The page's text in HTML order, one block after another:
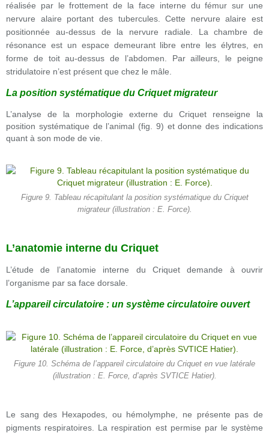
réalisée par le frottement de la face interne du fémur sur une
nervure alaire portant des tubercules. Cette nervure alaire est
positionnée au-dessus de la nervure radiale. La chambre de
résonance est un espace demeurant libre entre les élytres, en
forme de toit au-dessus de l’abdomen. Par ailleurs, le peigne
stridulatoire n’est présent que chez le mâle.
La position systématique du Criquet migrateur
L’analyse de la morphologie externe du Criquet renseigne la
position systématique de l’animal (fig. 9) et donne des indications
quant à son mode de vie.
Figure 9. Tableau récapitulant la position systématique du Criquet
migrateur (illustration : E. Force).
L’anatomie interne du Criquet
L’étude de l’anatomie interne du Criquet demande à ouvrir
l’organisme par sa face dorsale.
L’appareil circulatoire : un système circulatoire ouvert
Figure 10. Schéma de l’appareil circulatoire du Criquet en vue latérale
(illustration : E. Force, d’après SVTICE Hatier).
Le sang des Hexapodes, ou hémolymphe, ne présente pas de
pigments respiratoires. La respiration est permise par le système